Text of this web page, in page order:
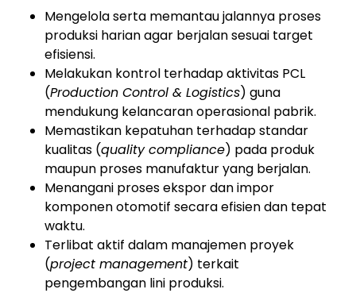
Mengelola serta memantau jalannya proses
produksi harian agar berjalan sesuai target
efisiensi.
Melakukan kontrol terhadap aktivitas PCL
(Production Control & Logistics) guna
mendukung kelancaran operasional pabrik.
Memastikan kepatuhan terhadap standar
kualitas (quality compliance) pada produk
maupun proses manufaktur yang berjalan.
Menangani proses ekspor dan impor
komponen otomotif secara efisien dan tepat
waktu.
Terlibat aktif dalam manajemen proyek
(project management) terkait
pengembangan lini produksi.